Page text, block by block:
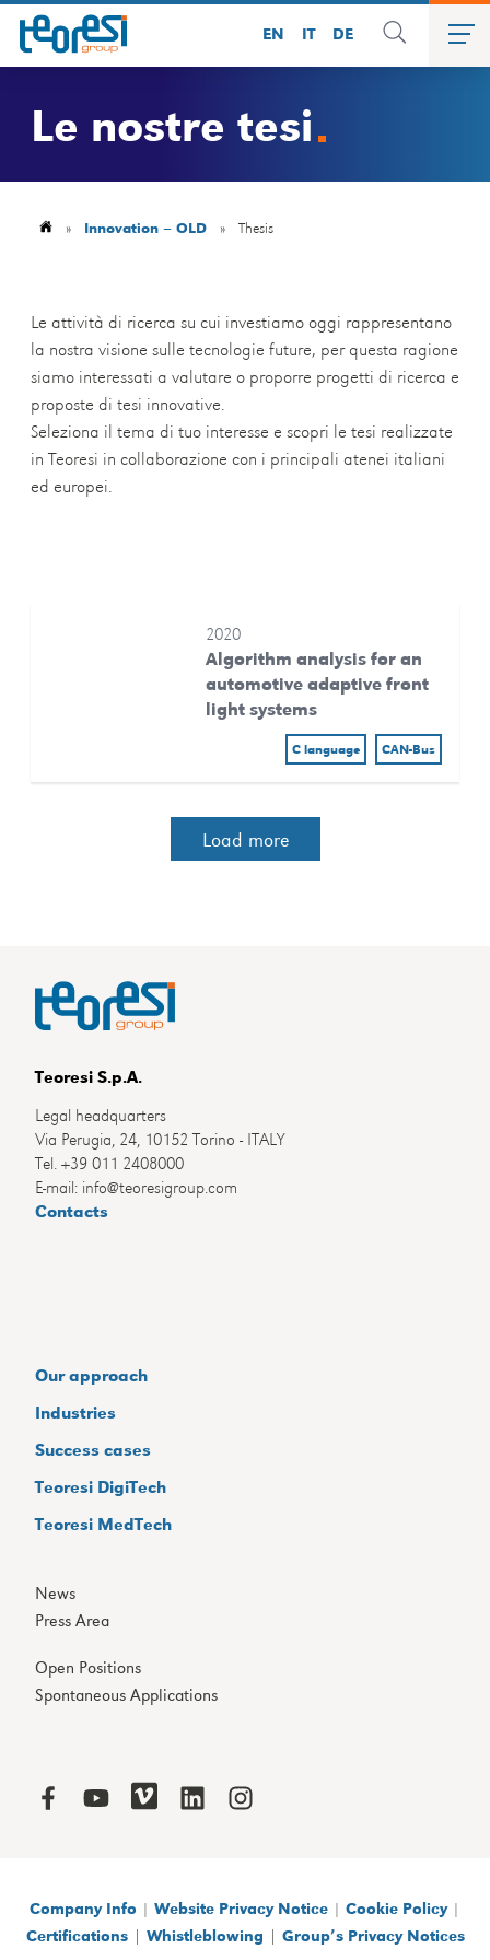
EN IT DE
Le nostre tesi
» Innovation – OLD » Thesis
Le attività di ricerca su cui investiamo oggi rappresentano
la nostra visione sulle tecnologie future, per questa ragione
siamo interessati a valutare o proporre progetti di ricerca e
proposte di tesi innovative.
Seleziona il tema di tuo interesse e scopri le tesi realizzate
in Teoresi in collaborazione con i principali atenei italiani
ed europei.
2020
Algorithm analysis for an
automotive adaptive front
light systems
C language CAN-Bus
Load more
Teoresi S.p.A.
Legal headquarters
Via Perugia, 24, 10152 Torino - ITALY
Tel. +39 011 2408000
E-mail: info@teoresigroup.com
Contacts
Our approach
Industries
Success cases
Teoresi DigiTech
Teoresi MedTech
News
Press Area
Open Positions
Spontaneous Applications
Company Info | Website Privacy Notice | Cookie Policy|
Certifications| Whistleblowing | Group’s Privacy Notices